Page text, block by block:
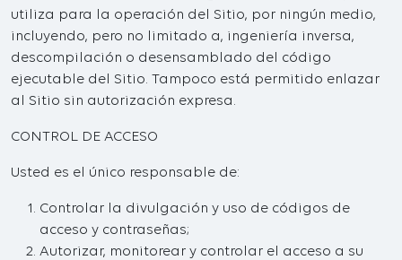
utiliza para la operación del Sitio, por ningún medio,
incluyendo, pero no limitado a, ingeniería inversa,
descompilación o desensamblado del código
ejecutable del Sitio. Tampoco está permitido enlazar
al Sitio sin autorización expresa.
CONTROL DE ACCESO
Usted es el único responsable de:
Controlar la divulgación y uso de códigos de
acceso y contraseñas;
Autorizar, monitorear y controlar el acceso a su